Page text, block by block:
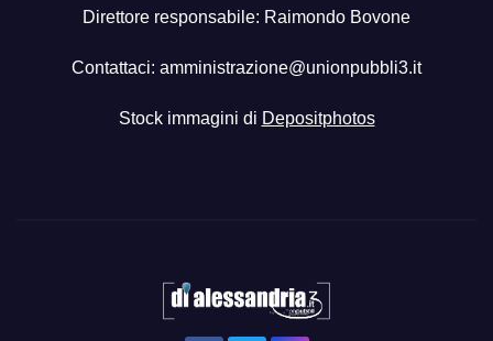
Direttore responsabile: Raimondo Bovone
Contattaci: amministrazione@unionpubbli3.it
Stock immagini di Depositphotos